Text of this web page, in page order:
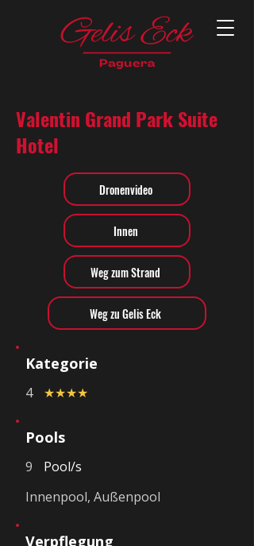
Valentin Grand Park Suite
Hotel
Dronenvideo
Innen
Weg zum Strand
Weg zu Gelis Eck
Kategorie
4 ★★★★
Pools
9
Pool/s
Innenpool, Außenpool
Verpflegung